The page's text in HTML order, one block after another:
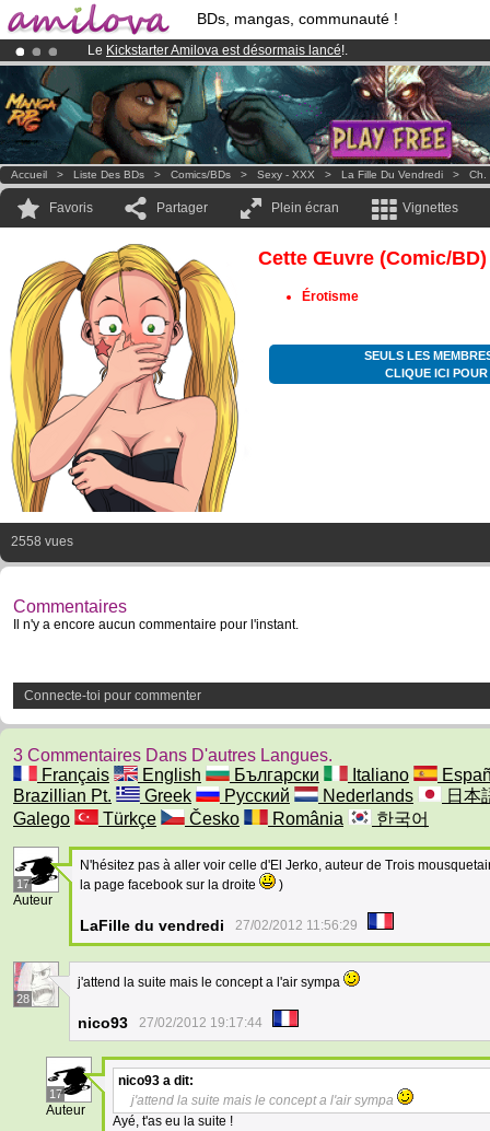
BDs, mangas, communauté !
Le Kickstarter Amilova est désormais lancé!.
Abonnement premium: à partir de3.95 eurospar mois !Clique ici
Déjà 100000membreset 1000BDs & Mangas!
Accueil > Liste Des BDs > Comics/BDs > Sexy - XXX > La Fille Du Vendredi > Ch.
Favoris Partager Plein écran Vignettes
Cette Œuvre (comic/
Érotisme
SEULS LES
CLIQUE ICI
2558 vues
Commentaires
Il n'y a encore aucun commentaire pour l'instant.
Connecte-toi pour commenter
3 Commentaires Dans D'autres Langues.
Français
English Български Italiano
Brazillian Pt.
Greek Русский Nederlands
日本
Galego
Türkçe Česko România 한국어
17
Auteur
N'hésitez pas à aller voir celle d'El Jerko, auteur de Trois
la page facebook sur la droite
)
LaFille du vendredi 27/02/2012 11:56:29
28
j'attend la suite mais le concept a l'air sympa
nico93 27/02/2012 19:17:44
17
Auteur
nico93 a dit:
j'attend la suite mais le concept a l'air sympa
Ayé, t'as eu la suite !